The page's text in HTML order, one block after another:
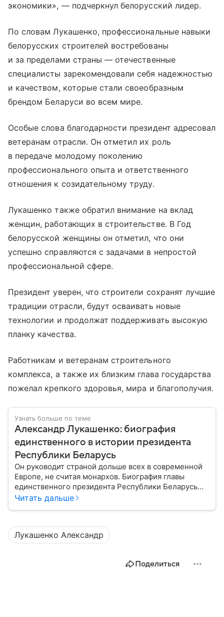
экономики», — подчеркнул белорусский лидер.
По словам Лукашенко, профессиональные навыки
белорусских строителей востребованы
и за пределами страны — отечественные
специалисты зарекомендовали себя надежностью
и качеством, которые стали своеобразным
брендом Беларуси во всем мире.
Особые слова благодарности президент адресовал
ветеранам отрасли. Он отметил их роль
в передаче молодому поколению
профессионального опыта и ответственного
отношения к созидательному труду.
Лукашенко также обратил внимание на вклад
женщин, работающих в строительстве. В Год
белорусской женщины он отметил, что они
успешно справляются с задачами в непростой
профессиональной сфере.
Президент уверен, что строители сохранят лучшие
традиции отрасли, будут осваивать новые
технологии и продолжат поддерживать высокую
планку качества.
Работникам и ветеранам строительного
комплекса, а также их близким глава государства
пожелал крепкого здоровья, мира и благополучия.
Узнать больше по теме
Александр Лукашенко: биография
единственного в истории президента
Республики Беларусь
Он руководит страной дольше всех в современной
Европе, не считая монархов. Биография главы
единственного президента Республики Беларусь
Александра Лукашенко — в материале.
Читать дальше
Лукашенко Александр
Поделиться